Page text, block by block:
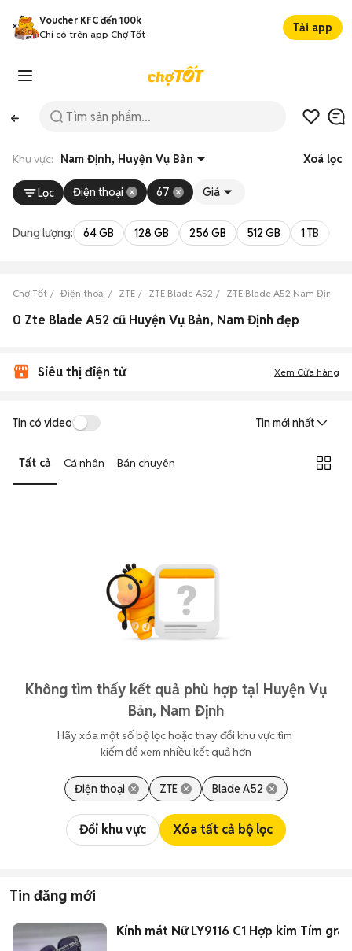
Voucher KFC đến 100k
Chỉ có trên app Chợ Tốt
Tải app
Khu vực: Nam Định, Huyện Vụ Bản Xoá lọc
Lọc Điện thoại 67 Giá
Dung lượng: 64 GB 128 GB 256 GB 512 GB 1 TB
Chợ Tốt Điện thoại ZTE ZTE Blade A52 ZTE Blade A52 Nam Định
0 Zte Blade A52 cũ Huyện Vụ Bản, Nam Định đẹp
Siêu thị điện tử Xem Cửa hàng
Tin có video Tin mới nhất
Tất cả Cá nhân Bán chuyên
Không tìm thấy kết quả phù hợp tại Huyện Vụ
Bản, Nam Định
Hãy xóa một số bộ lọc hoặc thay đổi khu vực tìm
kiếm để xem nhiều kết quả hơn
Điện thoại ZTE Blade A52
Đổi khu vực Xóa tất cả bộ lọc
Tin đăng mới
Kính mát Nữ LY9116 C1 Hợp kim Tím